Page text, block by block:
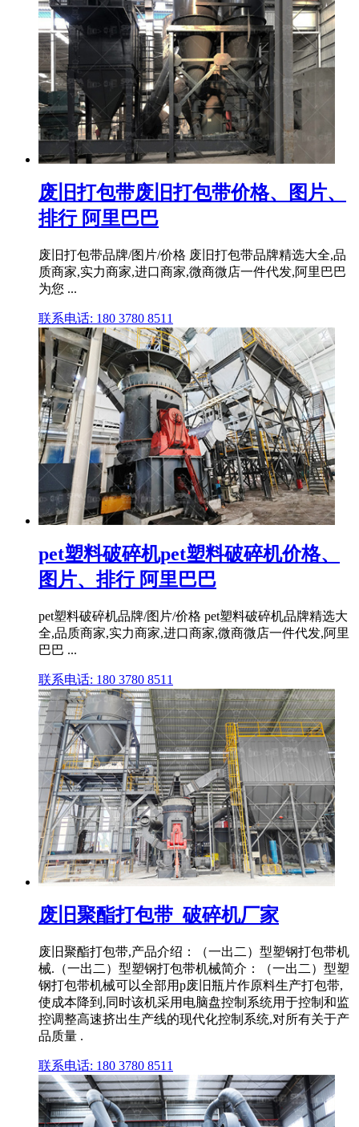
废旧打包带废旧打包带价格、图片、
排行 阿里巴巴
废旧打包带品牌/图片/价格 废旧打包带品牌精选大全,品
质商家,实力商家,进口商家,微商微店一件代发,阿里巴巴
为您 ...
联系电话: 180 3780 8511
pet塑料破碎机pet塑料破碎机价格、
图片、排行 阿里巴巴
pet塑料破碎机品牌/图片/价格 pet塑料破碎机品牌精选大
全,品质商家,实力商家,进口商家,微商微店一件代发,阿里
巴巴 ...
联系电话: 180 3780 8511
废旧聚酯打包带_破碎机厂家
废旧聚酯打包带,产品介绍：（一出二）型塑钢打包带机
械.（一出二）型塑钢打包带机械简介：（一出二）型塑
钢打包带机械可以全部用p废旧瓶片作原料生产打包带,
使成本降到,同时该机采用电脑盘控制系统用于控制和监
控调整高速挤出生产线的现代化控制系统,对所有关于产
品质量 .
联系电话: 180 3780 8511